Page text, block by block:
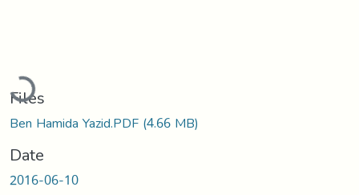
Loading...
Files
Ben Hamida Yazid.PDF(4.66 MB)
Date
2016-06-10